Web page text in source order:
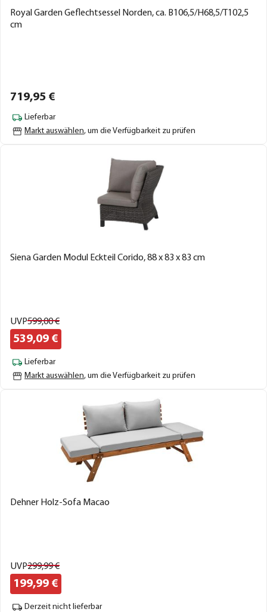
Royal Garden Geflechtsessel Norden, ca. B106,5/H68,5/T102,5
cm
719,95 €
Lieferbar
Markt auswählen, um die Verfügbarkeit zu prüfen
Siena Garden Modul Eckteil Corido, 88 x 83 x 83 cm
UVP599,00€
539,09 €
Lieferbar
Markt auswählen, um die Verfügbarkeit zu prüfen
Dehner Holz-Sofa Macao
UVP299,99€
199,99 €
Derzeit nicht lieferbar